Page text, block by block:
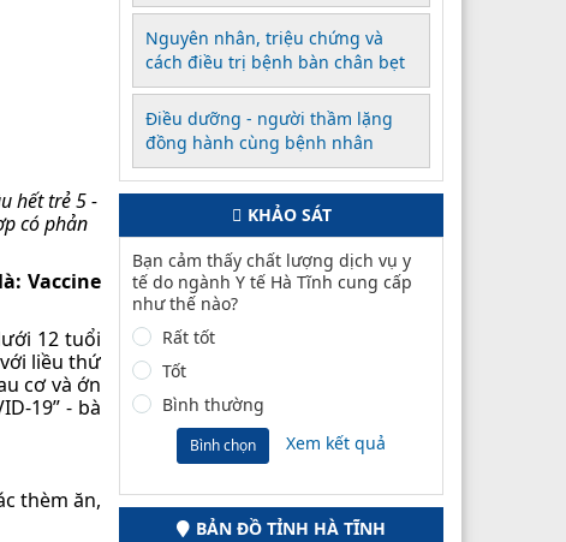
hết trẻ 5 -
có phản
Vaccine
12 tuổi
liều thứ
cơ và ớn
19” - bà
thèm ăn,
Nguyên nhân, triệu chứng và
cách điều trị bệnh bàn chân bẹt
Điều dưỡng - người thầm lặng
đồng hành cùng bệnh nhân
KHẢO SÁT
Bạn cảm thấy chất lượng dịch vụ y
tế do ngành Y tế Hà Tĩnh cung cấp
như thế nào?
Rất tốt
Tốt
Bình thường
Bình chọn Xem kết quả
BẢN ĐỒ TỈNH HÀ TĨNH